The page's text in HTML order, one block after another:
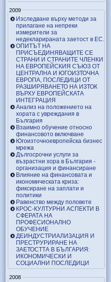
2009
Изследване върху методи за
прилагане на непреки
измерители за
недекларираната заетост в ЕС.
ОПИТЪТ НА
ПРИСЪЕДИНЯВАЩИТЕ СЕ
СТРАНИ И СТРАНИТЕ ЧЛЕНКИ
НА ЕВРОПЕЙСКИЯ СЪЮЗ ОТ
ЦЕНТРАЛНА И ЮГОИЗТОЧНА
ЕВРОПА, ПОСЛЕДИЦИ ОТ
РАЗШИРЯВАНЕТО НА ИЗТОК
ВЪРХУ ЕВРОПЕЙСКАТА
ИНТЕГРАЦИЯ
Анализ на положението на
хората с увреждания в
България
Взаимно обучение относно
финансовото включване
Югоизточноевропейска бизнес
мрежа
Дългосрочни услуги за
възрастни хора в България -
организация и финансиране
Влияние на финансовата и
икономическата криза:
фиксиране на заплати и
политики
Равенство между половете
КРОС-КУЛТУРНИ АСПЕКТИ В
СФЕРАТА НА
ПРОФЕСИОНАЛНО
ОБУЧЕНИЕ
ДЕИНДУСТРИАЛИЗАЦИЯ И
ПРЕСТРУРИРАНЕ НА
ЗАЕТОСТТА В БЪЛГАРИЯ:
ИКОНОМИЧЕСКИ И
СОЦИАЛНИ ПОСЛЕДИЦИ
2008